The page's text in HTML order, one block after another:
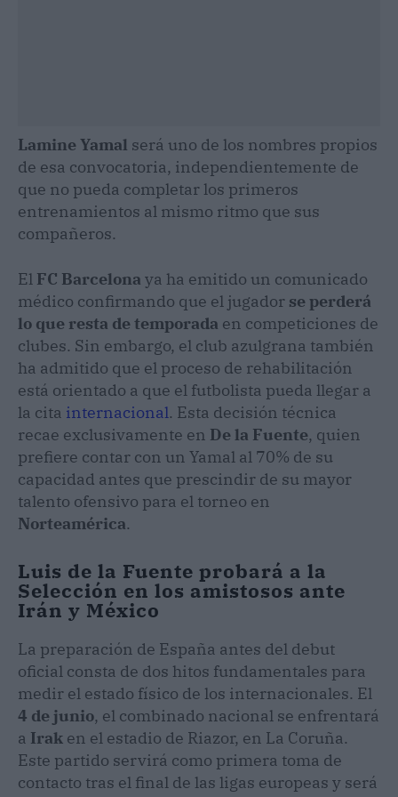
Lamine Yamal será uno de los nombres propios
de esa convocatoria, independientemente de
que no pueda completar los primeros
entrenamientos al mismo ritmo que sus
compañeros.
El FC Barcelona ya ha emitido un comunicado
médico confirmando que el jugador se perderá
lo que resta de temporada en competiciones de
clubes. Sin embargo, el club azulgrana también
ha admitido que el proceso de rehabilitación
está orientado a que el futbolista pueda llegar a
la cita internacional. Esta decisión técnica
recae exclusivamente en De la Fuente, quien
prefiere contar con un Yamal al 70% de su
capacidad antes que prescindir de su mayor
talento ofensivo para el torneo en
Norteamérica.
Luis de la Fuente probará a la
Selección en los amistosos ante
Irán y México
La preparación de España antes del debut
oficial consta de dos hitos fundamentales para
medir el estado físico de los internacionales. El
4 de junio, el combinado nacional se enfrentará
a Irak en el estadio de Riazor, en La Coruña.
Este partido servirá como primera toma de
contacto tras el final de las ligas europeas y será